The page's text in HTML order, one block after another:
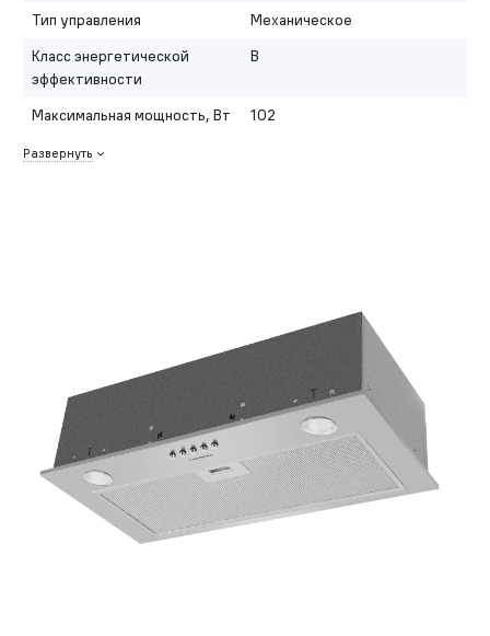
Тип управления
Механическое
Класс энергетической
эффективности
B
Максимальная мощность, Вт 102
Развернуть